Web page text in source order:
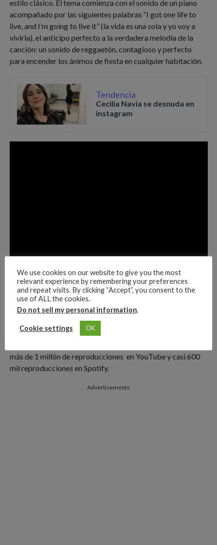
estilo clásico. El tema comienza con el sonido de un piano
acompañado por las siguientes palabras “I got one life to
live, and I’m going to live it” (la vida es una sola y yo voy a
vivirla), el anticipo perfecto a la verdadera melodía de la
canción: un sonido de reggaetón, contagioso y perfecto
para encender los ánimos de fiesta en cualquier habitación.
Tendencia
Cecilia Navia se desnuda en
instagram
NOBEAT, empezó su carrera musical de manera
más de 1 millón de reproducciones en YouTube y casi 600
mil reproducciones en Spotify.
Advertisements
We use cookies on our website to give you the most
relevant experience by remembering your preferences
and repeat visits. By clicking “Accept”, you consent to the
use of ALL the cookies.
Do not sell my personal information.
Cookie settings OK